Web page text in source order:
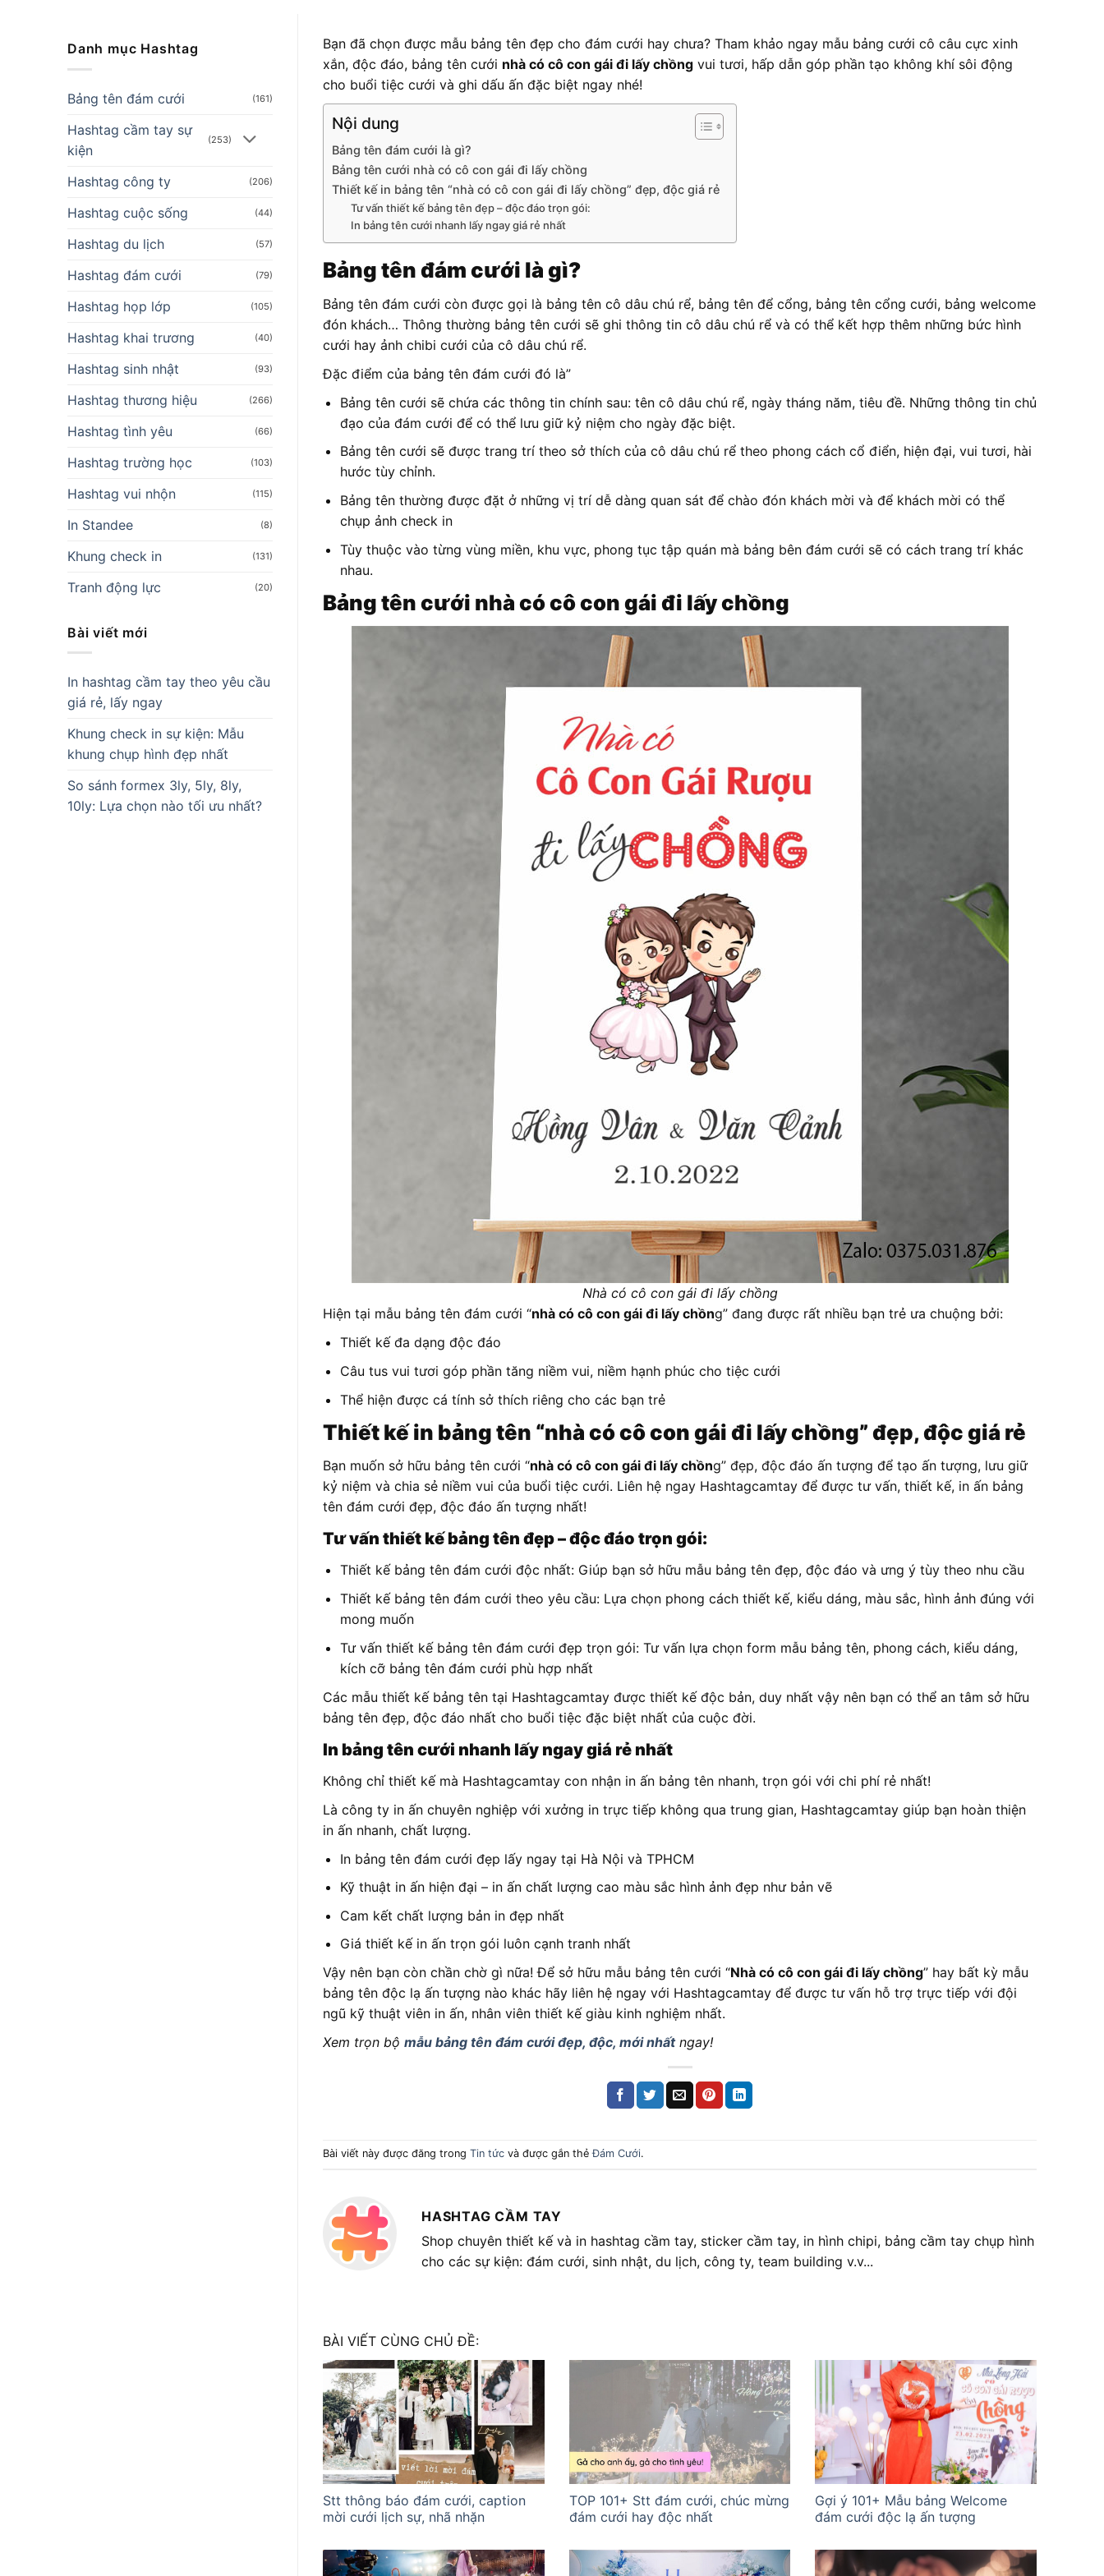
Danh mục Hashtag
Bảng tên đám cưới (161)
Hashtag cầm tay sự
kiện
(253)
Hashtag công ty (206)
Hashtag cuộc sống (44)
Hashtag du lịch (57)
Hashtag đám cưới (79)
Hashtag họp lớp (105)
Hashtag khai trương (40)
Hashtag sinh nhật (93)
Hashtag thương hiệu (266)
Hashtag tình yêu (66)
Hashtag trường học (103)
Hashtag vui nhộn (115)
In Standee (8)
Khung check in (131)
Tranh động lực (20)
Bài viết mới
In hashtag cầm tay theo yêu cầu
giá rẻ, lấy ngay
Khung check in sự kiện: Mẫu
khung chụp hình đẹp nhất
So sánh formex 3ly, 5ly, 8ly,
10ly: Lựa chọn nào tối ưu nhất?
Bạn đã chọn được mẫu bảng tên đẹp cho đám cưới hay chưa? Tham khảo ngay mẫu bảng cưới cô câu cực xinh
xắn, độc đáo, bảng tên cưới nhà có cô con gái đi lấy chồng vui tươi, hấp dẫn góp phần tạo không khí sôi động
cho buổi tiệc cưới và ghi dấu ấn đặc biệt ngay nhé!
Nội dung
Bảng tên đám cưới là gì?
Bảng tên cưới nhà có cô con gái đi lấy chồng
Thiết kế in bảng tên “nhà có cô con gái đi lấy chồng” đẹp, độc giá rẻ
Tư vấn thiết kế bảng tên đẹp – độc đáo trọn gói:
In bảng tên cưới nhanh lấy ngay giá rẻ nhất
Bảng tên đám cưới là gì?
Bảng tên đám cưới còn được gọi là bảng tên cô dâu chú rể, bảng tên để cổng, bảng tên cổng cưới, bảng welcome
đón khách… Thông thường bảng tên cưới sẽ ghi thông tin cô dâu chú rể và có thể kết hợp thêm những bức hình
cưới hay ảnh chibi cưới của cô dâu chú rể.
Đặc điểm của bảng tên đám cưới đó là”
Bảng tên cưới sẽ chứa các thông tin chính sau: tên cô dâu chú rể, ngày tháng năm, tiêu đề. Những thông tin chủ
đạo của đám cưới để có thể lưu giữ kỷ niệm cho ngày đặc biệt.
Bảng tên cưới sẽ được trang trí theo sở thích của cô dâu chú rể theo phong cách cổ điển, hiện đại, vui tươi, hài
hước tùy chỉnh.
Bảng tên thường được đặt ở những vị trí dễ dàng quan sát để chào đón khách mời và để khách mời có thể
chụp ảnh check in
Tùy thuộc vào từng vùng miền, khu vực, phong tục tập quán mà bảng bên đám cưới sẽ có cách trang trí khác
nhau.
Bảng tên cưới nhà có cô con gái đi lấy chồng
Nhà có cô con gái đi lấy chồng
Hiện tại mẫu bảng tên đám cưới “nhà có cô con gái đi lấy chồng” đang được rất nhiều bạn trẻ ưa chuộng bởi:
Thiết kế đa dạng độc đáo
Câu tus vui tươi góp phần tăng niềm vui, niềm hạnh phúc cho tiệc cưới
Thể hiện được cá tính sở thích riêng cho các bạn trẻ
Thiết kế in bảng tên “nhà có cô con gái đi lấy chồng” đẹp, độc giá rẻ
Bạn muốn sở hữu bảng tên cưới “nhà có cô con gái đi lấy chồng” đẹp, độc đáo ấn tượng để tạo ấn tượng, lưu giữ
kỷ niệm và chia sẻ niềm vui của buổi tiệc cưới. Liên hệ ngay Hashtagcamtay để được tư vấn, thiết kế, in ấn bảng
tên đám cưới đẹp, độc đáo ấn tượng nhất!
Tư vấn thiết kế bảng tên đẹp – độc đáo trọn gói:
Thiết kế bảng tên đám cưới độc nhất: Giúp bạn sở hữu mẫu bảng tên đẹp, độc đáo và ưng ý tùy theo nhu cầu
Thiết kế bảng tên đám cưới theo yêu cầu: Lựa chọn phong cách thiết kế, kiểu dáng, màu sắc, hình ảnh đúng với
mong muốn
Tư vấn thiết kế bảng tên đám cưới đẹp trọn gói: Tư vấn lựa chọn form mẫu bảng tên, phong cách, kiểu dáng,
kích cỡ bảng tên đám cưới phù hợp nhất
Các mẫu thiết kế bảng tên tại Hashtagcamtay được thiết kế độc bản, duy nhất vậy nên bạn có thể an tâm sở hữu
bảng tên đẹp, độc đáo nhất cho buổi tiệc đặc biệt nhất của cuộc đời.
In bảng tên cưới nhanh lấy ngay giá rẻ nhất
Không chỉ thiết kế mà Hashtagcamtay con nhận in ấn bảng tên nhanh, trọn gói với chi phí rẻ nhất!
Là công ty in ấn chuyên nghiệp với xưởng in trực tiếp không qua trung gian, Hashtagcamtay giúp bạn hoàn thiện
in ấn nhanh, chất lượng.
In bảng tên đám cưới đẹp lấy ngay tại Hà Nội và TPHCM
Kỹ thuật in ấn hiện đại – in ấn chất lượng cao màu sắc hình ảnh đẹp như bản vẽ
Cam kết chất lượng bản in đẹp nhất
Giá thiết kế in ấn trọn gói luôn cạnh tranh nhất
Vậy nên bạn còn chần chờ gì nữa! Để sở hữu mẫu bảng tên cưới “Nhà có cô con gái đi lấy chồng” hay bất kỳ mẫu
bảng tên độc lạ ấn tượng nào khác hãy liên hệ ngay với Hashtagcamtay để được tư vấn hỗ trợ trực tiếp với đội
ngũ kỹ thuật viên in ấn, nhân viên thiết kế giàu kinh nghiệm nhất.
Xem trọn bộ mẫu bảng tên đám cưới đẹp, độc, mới nhấtngay!
Bài viết này được đăng trong Tin tức và được gắn thẻĐám Cưới.
HASHTAG CẦM TAY
Shop chuyên thiết kế và in hashtag cầm tay, sticker cầm tay, in hình chipi, bảng cầm tay chụp hình
cho các sự kiện: đám cưới, sinh nhật, du lịch, công ty, team building v.v...
BÀI VIẾT CÙNG CHỦ ĐỀ:
Stt thông báo đám cưới, caption
mời cưới lịch sự, nhã nhặn
TOP 101+ Stt đám cưới, chúc mừng
đám cưới hay độc nhất
Gợi ý 101+ Mẫu bảng Welcome
đám cưới độc lạ ấn tượng